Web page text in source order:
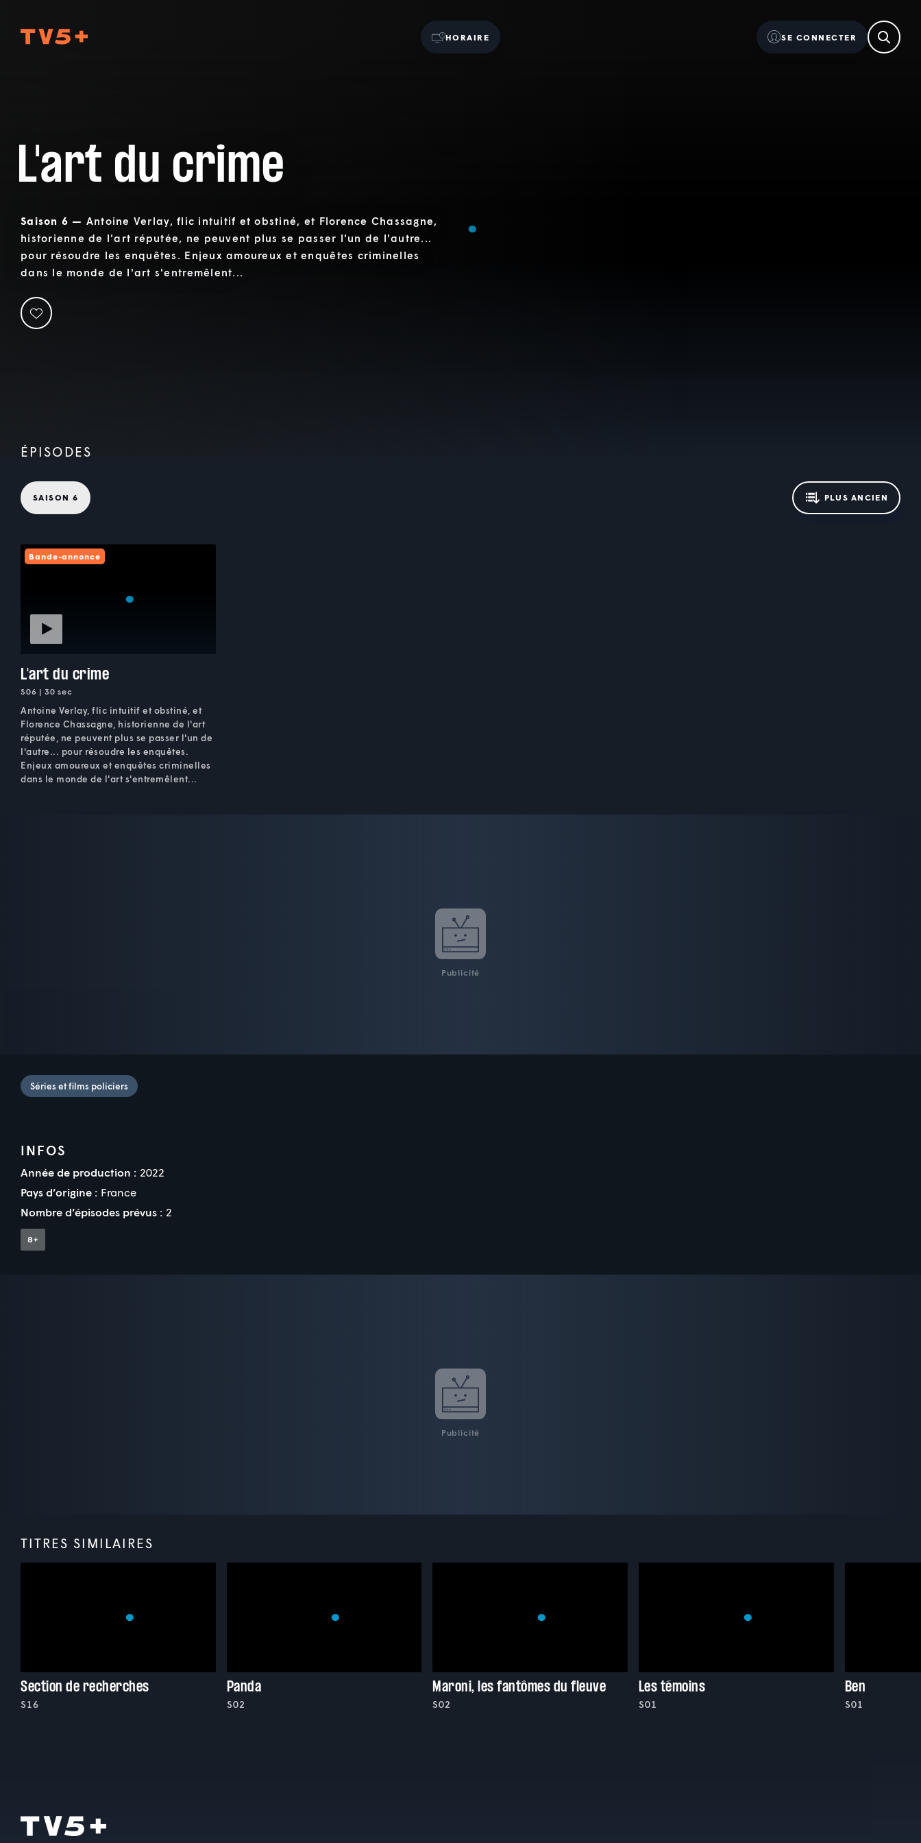
HORAIRE SE CONNECTER
L'art du crime
Saison 6 — Antoine Verlay, flic intuitif et obstiné, et Florence Chassagne,
historienne de l'art réputée, ne peuvent plus se passer l'un de l'autre...
pour résoudre les enquêtes. Enjeux amoureux et enquêtes criminelles
dans le monde de l'art s'entremêlent...
ÉPISODES
SAISON 6 PLUS ANCIEN
Bande-annonce
L'art du crime
S06 | 30 sec
Antoine Verlay, flic intuitif et obstiné, et
Florence Chassagne, historienne de l'art
réputée, ne peuvent plus se passer l'un de
l'autre... pour résoudre les enquêtes.
Enjeux amoureux et enquêtes criminelles
dans le monde de l'art s'entremêlent...
Publicité
Séries et films policiers
INFOS
Année de production : 2022
Pays d’origine : France
Nombre d’épisodes prévus : 2
Publicité
TITRES SIMILAIRES
Section de recherches
S16
Panda
S02
Maroni, les fantômes du fleuve
S02
Les témoins
S01
Ben
S01